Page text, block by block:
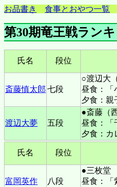
お品書き 食事とおやつ一覧
第30期竜王戦ラン
氏名 段位
斎藤慎太郎 七段
○渡辺大
昼食：「
夕食：親
渡辺大夢 五段
●斎藤（西
昼食：「
夕食：カ
氏名 段位
富岡英作 八段
●三枚堂
昼食：「